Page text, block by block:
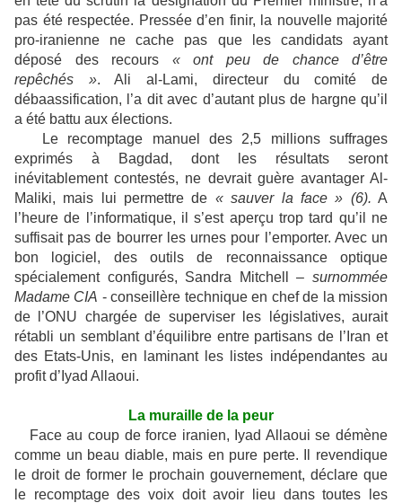
pas été respectée. Pressée d’en finir, la nouvelle majorité
pro-iranienne ne cache pas que les candidats ayant
déposé des recours « ont peu de chance d’être
repêchés ».Ali al-Lami, directeur du comité de
débaassification, l’a dit avec d’autant plus de hargne qu’il
a été battu aux élections.
Le recomptage manuel des 2,5 millions suffrages
exprimés à Bagdad, dont les résultats seront
inévitablement contestés, ne devrait guère avantager Al-
Maliki, mais lui permettre de « sauver la face » (6). A
l’heure de l’informatique, il s’est aperçu trop tard qu’il ne
suffisait pas de bourrer les urnes pour l’emporter. Avec un
bon logiciel, des outils de reconnaissance optique
spécialement configurés, Sandra Mitchell – surnommée
Madame CIA -conseillère technique en chef de la mission
de l’ONU chargée de superviser les législatives, aurait
rétabli un semblant d’équilibre entre partisans de l’Iran et
des Etats-Unis, en laminant les listes indépendantes au
profit d’Iyad Allaoui.
La muraille de la peur
Face au coup de force iranien, Iyad Allaoui se démène
comme un beau diable, mais en pure perte. Il revendique
le droit de former le prochain gouvernement, déclare que
le recomptage des voix doit avoir lieu dans toutes les